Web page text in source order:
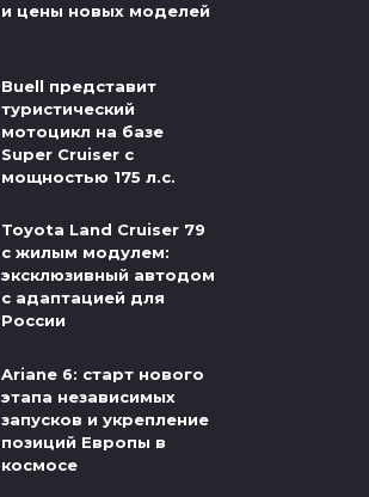
и цены новых моделей
Buell представит
туристический
мотоцикл на базе
Super Cruiser с
мощностью 175 л.с.
Toyota Land Cruiser 79
с жилым модулем:
эксклюзивный автодом
с адаптацией для
России
Ariane 6: старт нового
этапа независимых
запусков и укрепление
позиций Европы в
космосе